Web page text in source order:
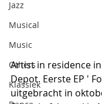
Jazz
Musical
Music
Others
Klassiek
Artist in residence
Depot. Eerste EP '
uitgebracht in